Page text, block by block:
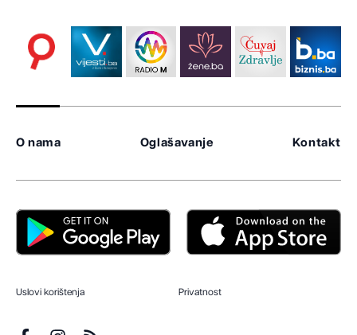
O nama Oglašavanje Kontakt
Uslovi korištenja Privatnost